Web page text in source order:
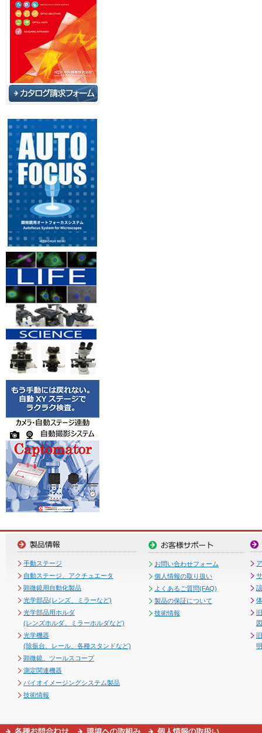
手動ステージ
自動ステージ、アクチュエータ
顕微鏡用自動化製品
光学部品(レンズ、ミラーなど)
光学部品用ホルダ
(レンズホルダ、ミラーホルダなど)
光学機器
(除振台、レール、各種スタンドなど)
顕微鏡、ツールスコープ
測定関連機器
バイオイメージングシステム製品
技術情報
お問い合わせフォーム
個人情報の取り扱い
よくあるご質問(FAQ)
製品の保証について
技術情報